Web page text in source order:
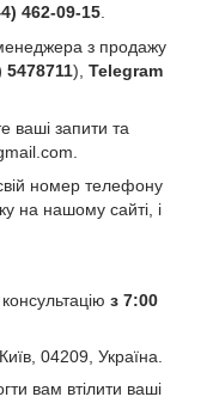
462-09-15.
з продажу
5478711), Telegram
ваші запити та
номер телефону
на нашому сайті, і
з 7:00
04209, Україна.
вам втілити ваші